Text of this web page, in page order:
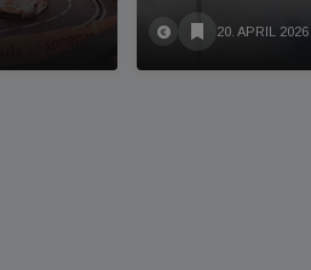
20. APRIL 2026